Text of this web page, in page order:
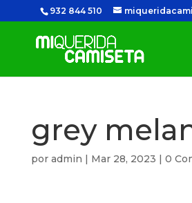
932 844 510
grey
por admin | Mar 28, 2023 | 0